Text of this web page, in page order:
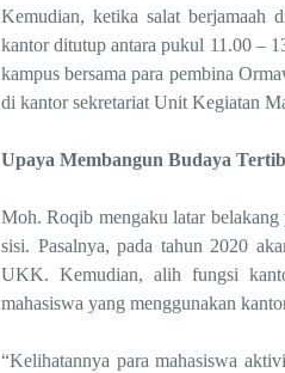
Kemudian, ketikasalat berjamaah
kantorditutup antara pukul 11.00 –
kampus bersama para pembina O
di kantor sekretariat Unit Kegiatan
Upaya Membangun Budaya Tertib
Moh. Roqib mengaku latar belakang
sisi. Pasalnya, pada tahun 2020
UKK. Kemudian, alih fungsi
mahasiswa yang menggunakan
“Kelihatannya para mahasiswa